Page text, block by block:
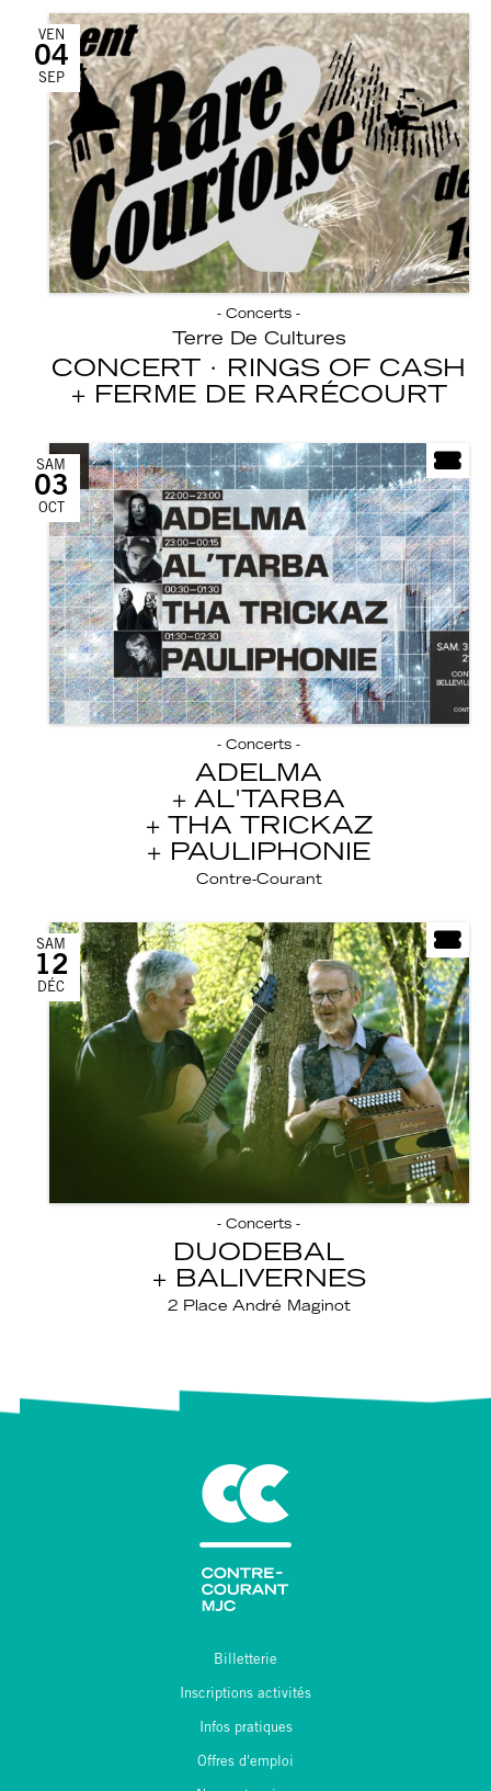
- Concerts -
Terre De Cultures
CONCERT · RINGS OF CASH
FERME DE RARÉCOURT
VEN
04
SEP
- Concerts -
ADELMA
AL'TARBA
THA TRICKAZ
PAULIPHONIE
Contre-Courant
SAM
03
OCT
- Concerts -
DUODEBAL
BALIVERNES
2 Place André Maginot
SAM
12
DÉC
Billetterie
Inscriptions activités
Infos pratiques
Offres d'emploi